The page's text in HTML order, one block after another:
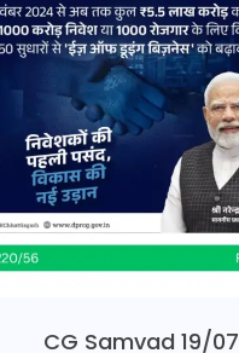
CG Samvad 19/07